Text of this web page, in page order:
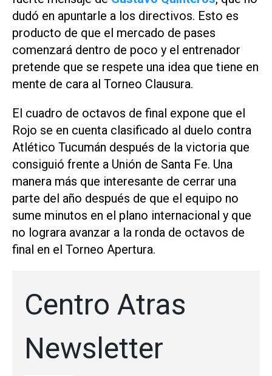
dudó en apuntarle a los directivos. Esto es
producto de que el mercado de pases
comenzará dentro de poco y el entrenador
pretende que se respete una idea que tiene en
mente de cara al Torneo Clausura.
El cuadro de octavos de final expone que el
Rojo se en cuenta clasificado al duelo contra
Atlético Tucumán después de la victoria que
consiguió frente a Unión de Santa Fe. Una
manera más que interesante de cerrar una
parte del año después de que el equipo no
sume minutos en el plano internacional y que
no lograra avanzar a la ronda de octavos de
final en el Torneo Apertura.